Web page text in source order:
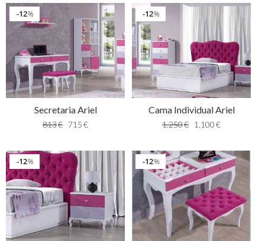
%
12
Secretaria Ariel
813€ 715€
%
12
Cama Individual Ariel
1.250€ 1.100€
%
12 %
12